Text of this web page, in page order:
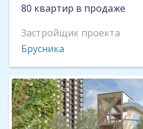
80 квартир в продаже
Застройщик проекта
Брусника